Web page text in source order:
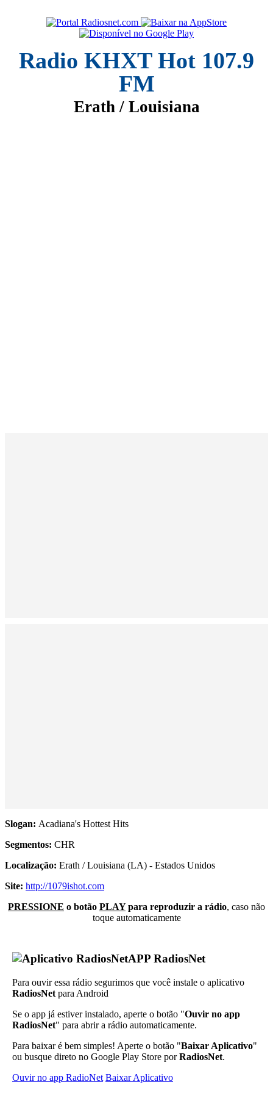
Radio KHXT Hot 107.9
FM
Erath / Louisiana
Slogan: Acadiana's Hottest Hits
Segmentos: CHR
Localização: Erath / Louisiana (LA) - Estados Unidos
Site: http://1079ishot.com
PRESSIONE o botão PLAYpara reproduzir a rádio, caso não
toque automaticamente
APP RadiosNet
Para ouvir essa rádio segurimos que você instale o aplicativo
RadiosNet para Android
Se o app já estiver instalado, aperte o botão "Ouvir no app
RadiosNet" para abrir a rádio automaticamente.
Para baixar é bem simples! Aperte o botão "Baixar Aplicativo"
ou busque direto no Google Play Store porRadiosNet.
Ouvir no app RadioNet Baixar Aplicativo